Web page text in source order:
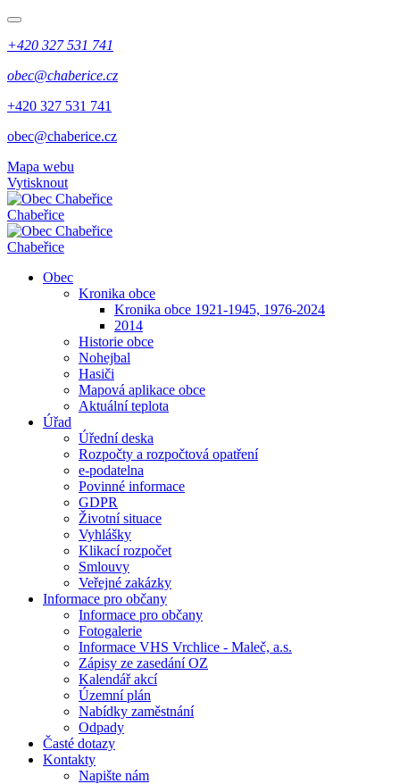
+420 327 531 741
obec@chaberice.cz
+420 327 531 741
obec@chaberice.cz
Mapa webu
Vytisknout
Chabeřice
Chabeřice
Obec
Kronika obce
Kronika obce 1921-1945, 1976-2024
2014
Historie obce
Nohejbal
Hasiči
Mapová aplikace obce
Aktuální teplota
Úřad
Úřední deska
Rozpočty a rozpočtová opatření
e-podatelna
Povinné informace
GDPR
Životní situace
Vyhlášky
Klikací rozpočet
Smlouvy
Veřejné zakázky
Informace pro občany
Informace pro občany
Fotogalerie
Informace VHS Vrchlice - Maleč, a.s.
Zápisy ze zasedání OZ
Kalendář akcí
Územní plán
Nabídky zaměstnání
Odpady
Časté dotazy
Kontakty
Napište nám